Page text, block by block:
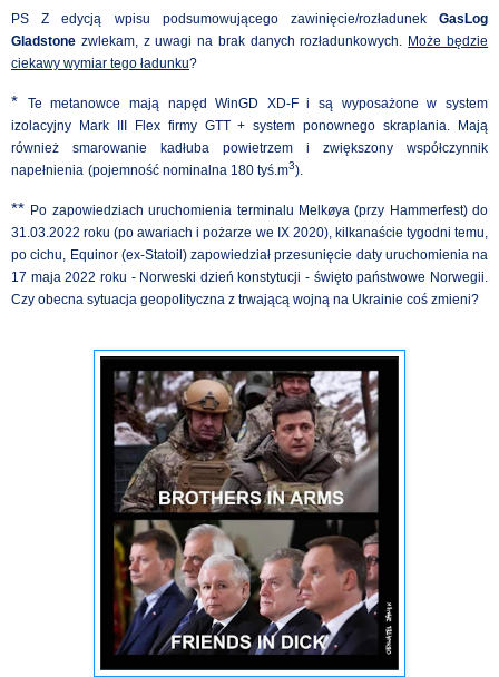
PS Z edycją wpisu podsumowującego zawinięcie/rozładunek GasLog
Gladstone zwlekam, z uwagi na brak danych rozładunkowych. Może będzie
ciekawy wymiar tego ładunku?
* Te metanowce mają napęd WinGD XD-F i są wyposażone w system
izolacyjny Mark III Flex firmy GTT + system ponownego skraplania. Mają
również smarowanie kadłuba powietrzem i zwiększony współczynnik
napełnienia (pojemność nominalna 180 tyś.m3).
** Po zapowiedziach uruchomienia terminalu Melkøya (przy Hammerfest) do
31.03.2022 roku (po awariach i pożarze we IX 2020), kilkanaście tygodni temu,
po cichu, Equinor (ex-Statoil) zapowiedział przesunięcie daty uruchomienia na
17 maja 2022 roku - Norweski dzień konstytucji - święto państwowe Norwegii.
Czy obecna sytuacja geopolityczna z trwającą wojną na Ukrainie coś zmieni?